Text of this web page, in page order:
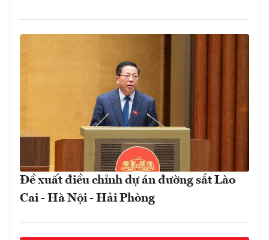
Đề xuất điều chỉnh dự án đường sắt Lào
Cai - Hà Nội - Hải Phòng